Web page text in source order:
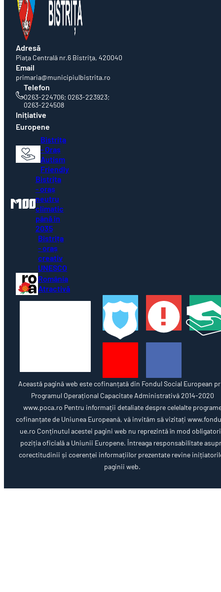
Adresă
Piaţa Centrală nr.6 Bistriţa, 420040
Email
primaria@municipiulbistrita.ro
Telefon
0263-224706; 0263-223923;
0263-224508
Inițiative
Europene
Bistrița
- Oraș
Autism
Friendly
Bistrița
- oraș
neutru
climatic
până în
2035
Bistrița
- oraș
creativ
UNESCO
România
Atractivă
Această pagină web este cofinanțată din Fondul Social European
Programul Operațional Capacitate Administrativă 2014-2020
www.poca.ro Pentru informații detaliate despre celelalte
cofinanțate de Uniunea Europeană, vă invităm să vizitați
ue.ro Conținutul acestei pagini web nu reprezintă în mod
poziția oficială a Uniunii Europene. Întreaga responsabilitate
corectitudinii și coerenței informațiilor prezentate revine
paginii web.